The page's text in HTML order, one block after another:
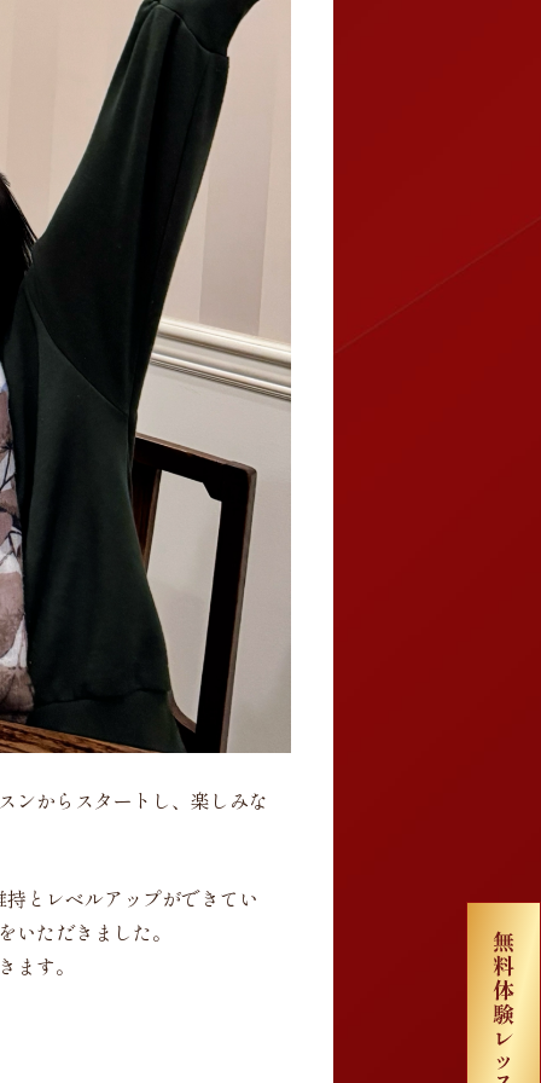
ンからスタートし、楽しみな
とレベルアップができてい
ただきました。
す。